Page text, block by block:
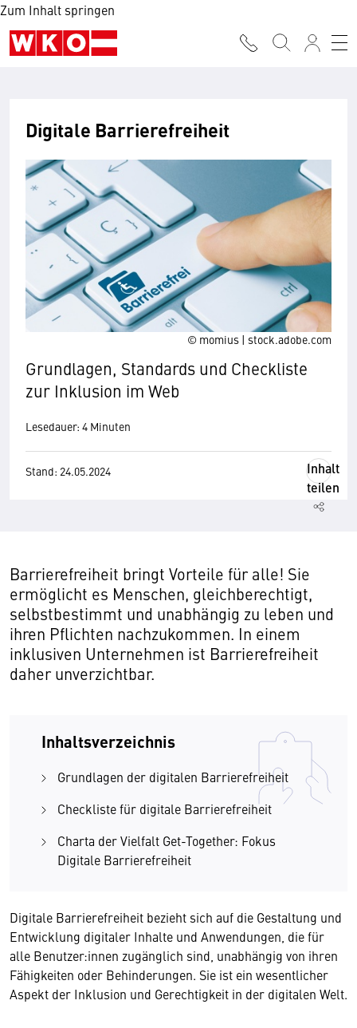
Zum Inhalt springen
© momius | stock.adobe.com
Digitale Barrierefreiheit
Grundlagen, Standards und Checkliste
zur Inklusion im Web
Lesedauer: 4 Minuten
Stand: 24.05.2024
Inhalt
teilen
Barrierefreiheit bringt Vorteile für alle! Sie
ermöglicht es Menschen, gleichberechtigt,
selbstbestimmt und unabhängig zu leben und
ihren Pflichten nachzukommen. In einem
inklusiven Unternehmen ist Barrierefreiheit
daher unverzichtbar.
Inhaltsverzeichnis
Grundlagen der digitalen Barrierefreiheit
Checkliste für digitale Barrierefreiheit
Charta der Vielfalt Get-Together: Fokus
Digitale Barrierefreiheit
Digitale Barrierefreiheit bezieht sich auf die Gestaltung und
Entwicklung digitaler Inhalte und Anwendungen, die für
alle Benutzer:innen zugänglich sind, unabhängig von ihren
Fähigkeiten oder Behinderungen. Sie ist ein wesentlicher
Aspekt der Inklusion und Gerechtigkeit in der digitalen Welt.